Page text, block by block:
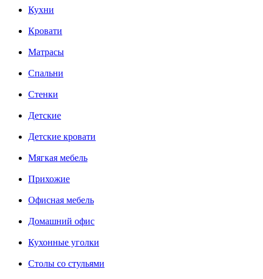
Кухни
Кровати
Матрасы
Cпальни
Стенки
Детские
Детские кровати
Мягкая мебель
Прихожие
Офисная мебель
Домашний офис
Кухонные уголки
Столы со стульями